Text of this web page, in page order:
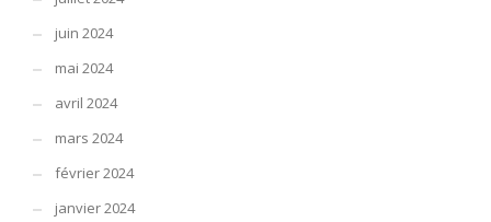
juin 2024
mai 2024
avril 2024
mars 2024
février 2024
janvier 2024